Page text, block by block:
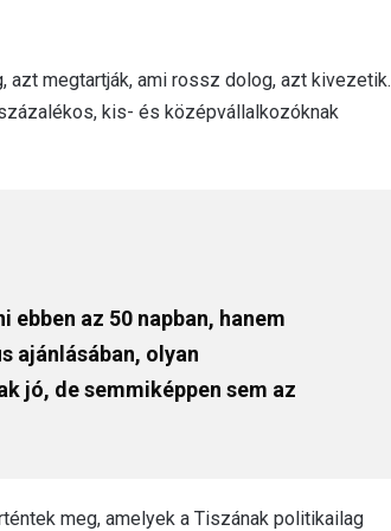
azt megtartják, ami rossz dolog, azt kivezetik.
kis- és középvállalkozóknak
az 50 napban, hanem
ajánlásában, olyan
jó, de semmiképpen sem az
meg, amelyek a Tiszának politikailag